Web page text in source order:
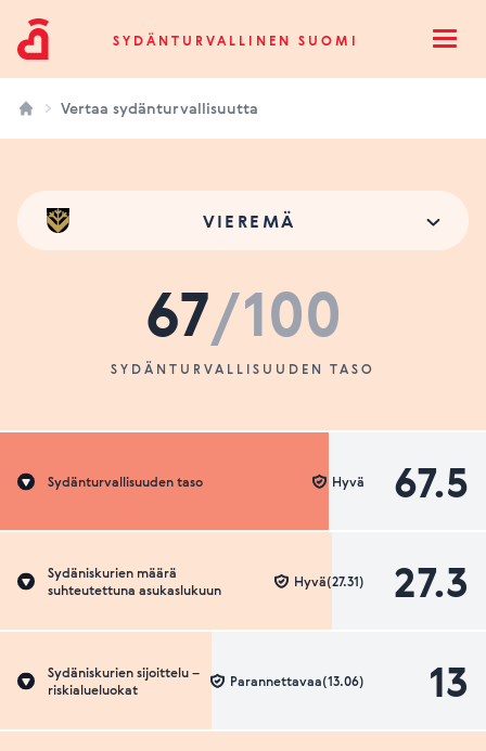
Sydänturvallinen SuomiSYDÄNTURVALLINEN SUOMI
Vertaa sydänturvallisuutta
VIEREMÄ
67/100
SYDÄNTURVALLISUUDEN TASO
Sydänturvallisuuden taso 67.5
Hyvä
Sydäniskurien määrä
suhteutettuna asukaslukuun
27.3
Hyvä(27.31)
Sydäniskurien sijoittelu –
riskialueluokat
13
Parannettavaa(13.06)